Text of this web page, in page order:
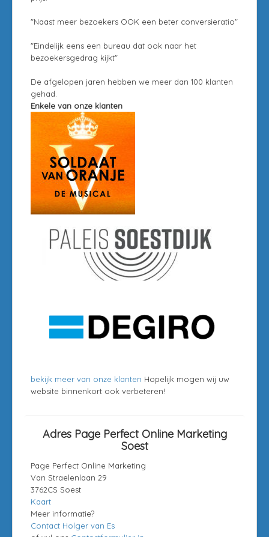
"Naast meer bezoekers OOK een beter conversieratio"
"Eindelijk eens een bureau dat ook naar het
bezoekersgedrag kijkt"
De afgelopen jaren hebben we meer dan 100 klanten
gehad.
Enkele van onze klanten
bekijk meer van onze klanten Hopelijk mogen wij uw
website binnenkort ook verbeteren!
Adres Page Perfect Online Marketing
Soest
Page Perfect Online Marketing
Van Straelenlaan 29
3762CS Soest
Kaart
Meer informatie?
Contact Holger van Es